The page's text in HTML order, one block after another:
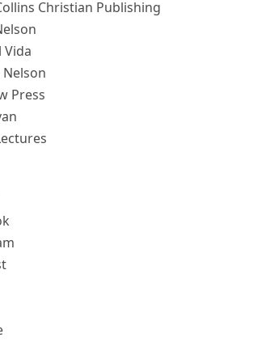
Christian Publishing
Vida
Press